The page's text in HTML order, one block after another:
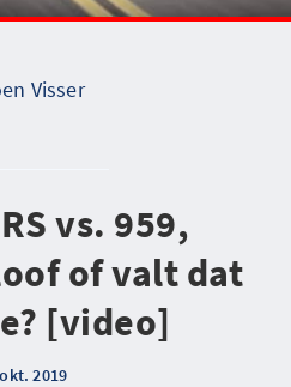
Visser
vs. 959,
of valt dat
[video]
2019